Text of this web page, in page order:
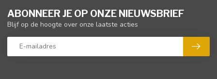
ABONNEER JE OP ONZE NIEUWSBRIEF
Blijf op de hoogte over onze laatste acties